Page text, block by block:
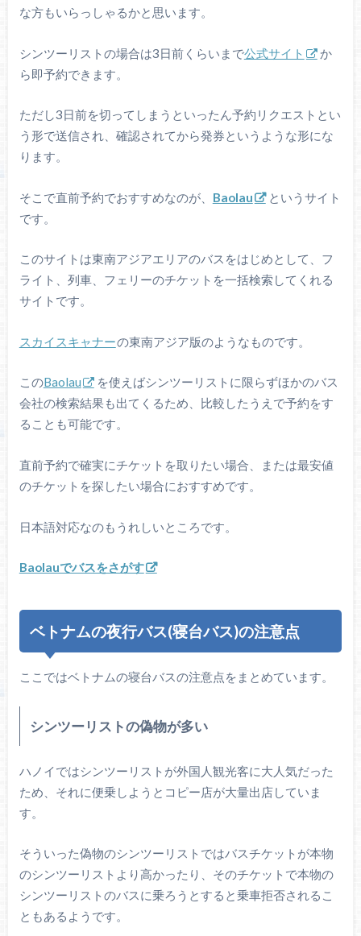
な方もいらっしゃるかと思います。
シンツーリストの場合は3日前くらいまで公式サイト
か
ら即予約できます。
ただし3日前を切ってしまうといったん予約リクエストとい
う形で送信され、確認されてから発券というような形にな
ります。
そこで直前予約でおすすめなのが、 Baolau
というサイト
です。
このサイトは東南アジアエリアのバスをはじめとして、フ
ライト、列車、フェリーのチケットを一括検索してくれる
サイトです。
スカイスキャナーの東南アジア版のようなものです。
このBaolau
を使えばシンツーリストに限らずほかのバス
会社の検索結果も出てくるため、比較したうえで予約をす
ることも可能です。
直前予約で確実にチケットを取りたい場合、または最安値
のチケットを探したい場合におすすめです。
日本語対応なのもうれしいところです。
Baolauでバスをさがす
ベトナムの夜行バス(寝台バス)の注意点
ここではベトナムの寝台バスの注意点をまとめています。
シンツーリストの偽物が多い
ハノイではシンツーリストが外国人観光客に大人気だった
ため、それに便乗しようとコピー店が大量出店していま
す。
そういった偽物のシンツーリストではバスチケットが本物
のシンツーリストより高かったり、そのチケットで本物の
シンツーリストのバスに乗ろうとすると乗車拒否されるこ
ともあるようです。